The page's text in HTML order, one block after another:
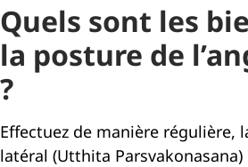
Quels sont les
la posture de
?
Effectuez de manière régulière,
latéral (Utthita